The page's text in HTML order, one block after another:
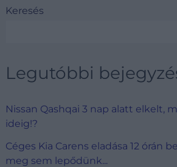
Keresés
Legutóbbi
Nissan Qashqai 3 nap alatt elkelt,
ideig!?
Céges Kia Carens eladása 12 órán
meg sem lepődünk...